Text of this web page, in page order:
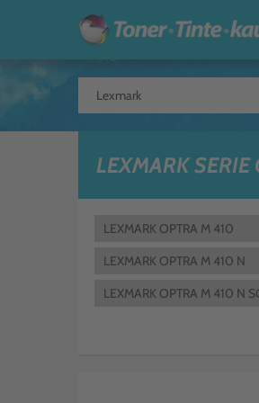
LEXMARK SERIE
LEXMARK OPTRA M 410
LEXMARK OPTRA M 410 N
LEXMARK OPTRA M 410 N